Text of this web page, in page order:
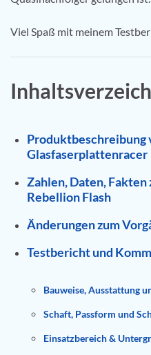
Viel Spaß mit meinem
Produktbeschreibung
Glasfaserplattenracer
Zahlen, Daten,
Rebellion Flash
Änderungen zum
Testbericht und
Bauweise, Ausstattung
Schaft, Passform und
Einsatzbereich &